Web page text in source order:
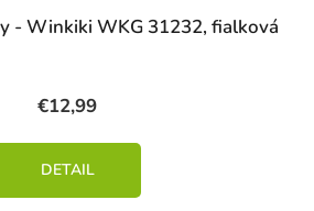
- Winkiki WKG 31232, fialková
€12,99
DETAIL